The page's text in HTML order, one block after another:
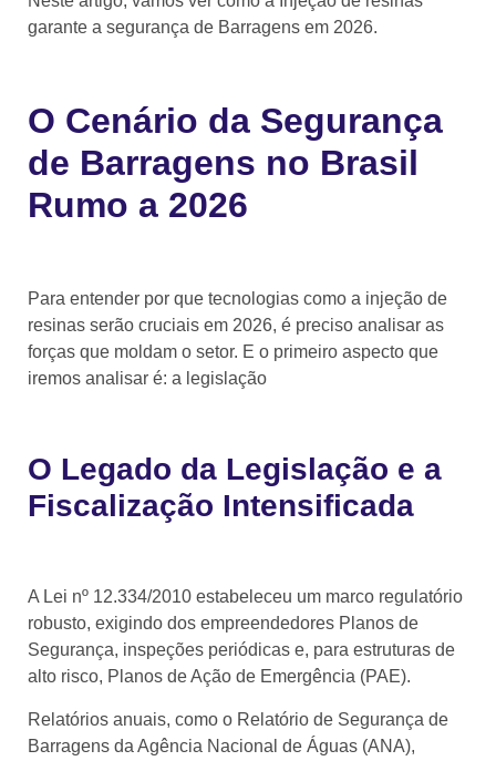
garante a segurança de Barragens em 2026.
O Cenário da Segurança
de Barragens no Brasil
Rumo a 2026
Para entender por que tecnologias como a injeção de
resinas serão cruciais em 2026, é preciso analisar as
forças que moldam o setor. E o primeiro aspecto que
iremos analisar é: a legislação
O Legado da Legislação e a
Fiscalização Intensificada
A Lei nº 12.334/2010 estabeleceu um marco regulatório
robusto, exigindo dos empreendedores Planos de
Segurança, inspeções periódicas e, para estruturas de
alto risco, Planos de Ação de Emergência (PAE).
Relatórios anuais, como o Relatório de Segurança de
Barragens da Agência Nacional de Águas (ANA),